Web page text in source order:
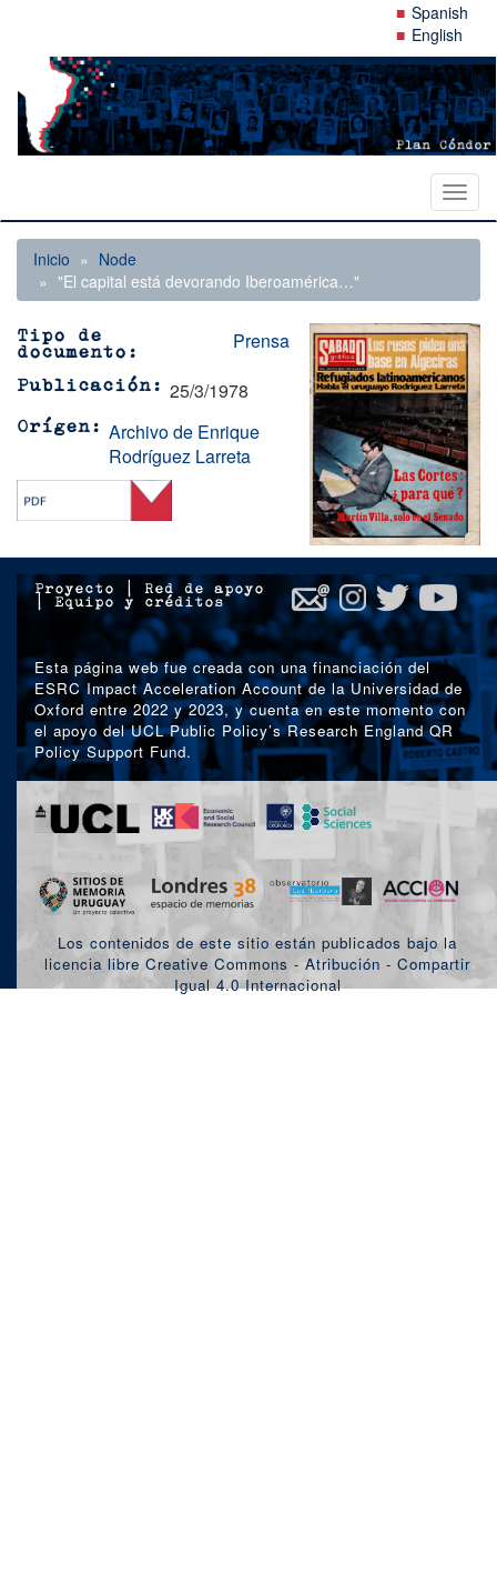
contenido
principal
Spanish
English
Inicio
Node
"El capital está devorando Iberoamérica…"
Tipo de
documento
Prensa
Publicación 25/3/1978
Orígen
Archivo de Enrique
Rodríguez Larreta
Proyecto
Red de apoyo
| Equipo y créditos
Esta página web fue creada con una financiación del
ESRC Impact Acceleration Account de la Universidad de
Oxford entre 2022 y 2023, y cuenta en este momento con
el apoyo del UCL Public Policy’s Research England QR
Policy Support Fund.
Los contenidos de este sitio están publicados bajo la
licencia libre Creative Commons - Atribución - Compartir
Igual 4.0 Internacional